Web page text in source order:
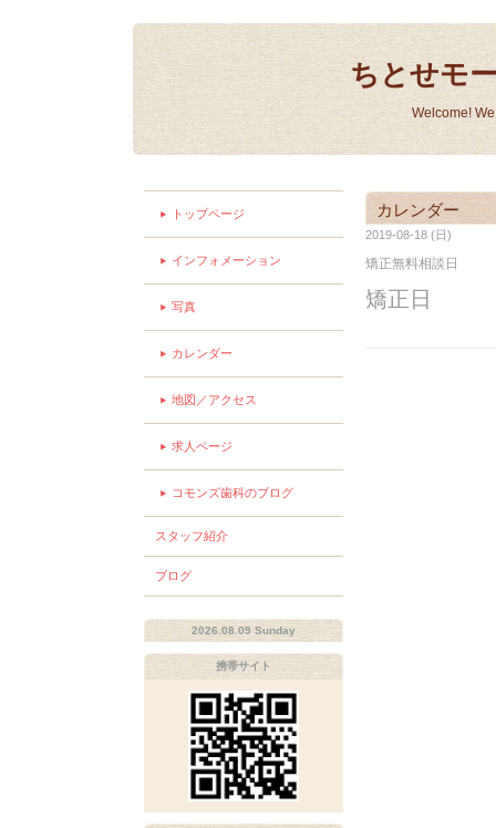
ちとせモ
Welcome!
カレンダー
2019-08-18 (日)
矯正無料相談日
矯正日
トップページ
インフォメーション
写真
カレンダー
地図／アクセス
求人ページ
コモンズ歯科のブログ
スタッフ紹介
ブログ
2026.08.09 Sunday
携帯サイト